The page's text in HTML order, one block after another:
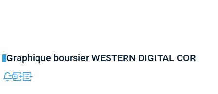
Graphique boursier WESTERN DIGITAL COR